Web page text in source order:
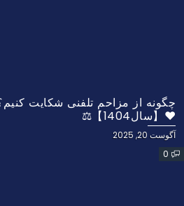
چگونه از مزاحم تلفنی شکایت
❤️【سال1404】⚖️
آگوست 20, 2025
0